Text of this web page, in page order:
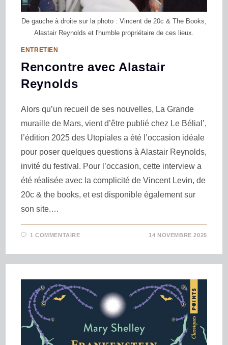
De gauche à droite sur la photo : Vincent de 20c & The Books,
Alastair Reynolds et l'humble propriétaire de ces lieux.
ENTRETIEN
Rencontre avec Alastair
Reynolds
Alors qu’un recueil de ses nouvelles, La Grande
muraille de Mars, vient d’être publié chez Le Bélial’,
l’édition 2025 des Utopiales a été l’occasion idéale
pour poser quelques questions à Alastair Reynolds,
invité du festival. Pour l’occasion, cette interview a
été réalisée avec la complicité de Vincent Levin, de
20c & the books, et est disponible également sur
son site.…
1 COMMENTAIRE 14 NOVEMBRE 2025